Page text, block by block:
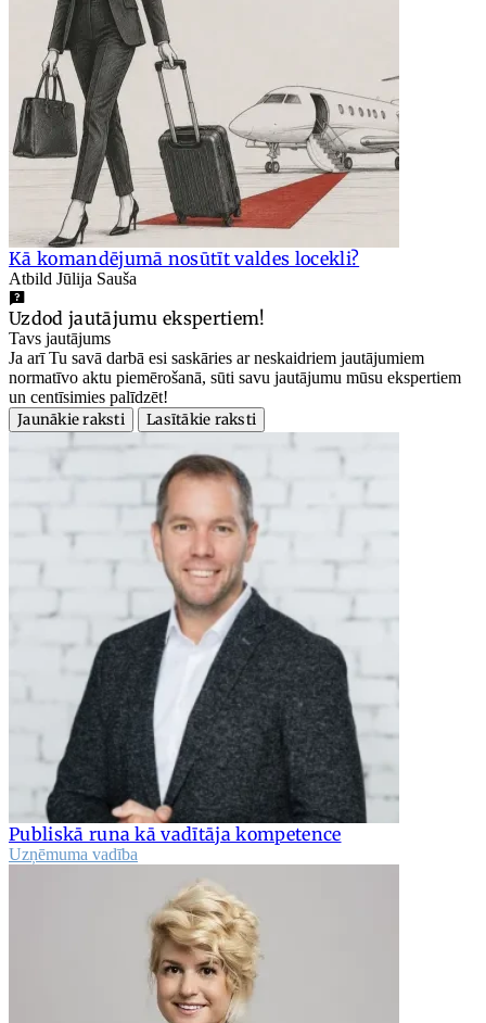
Kā komandējumā nosūtīt valdes locekli?
Atbild Jūlija Sauša
Uzdod jautājumu ekspertiem!
Tavs jautājums
Ja arī Tu savā darbā esi saskāries ar neskaidriem jautājumiem
normatīvo aktu piemērošanā, sūti savu jautājumu mūsu ekspertiem
un centīsimies palīdzēt!
Jaunākie raksti
Lasītākie raksti
Publiskā runa kā vadītāja kompetence
Uzņēmuma vadība